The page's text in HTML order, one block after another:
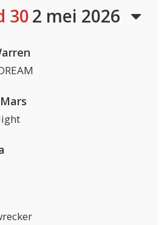
302 mei 2026